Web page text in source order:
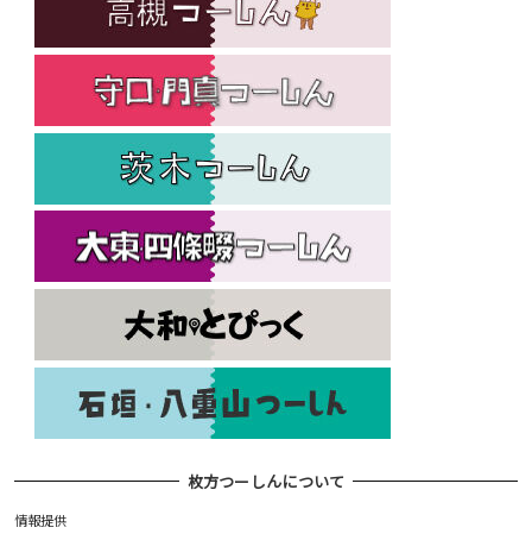
枚方つーしんについて
情報提供